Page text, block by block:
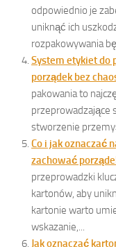
odpowiednio je
uniknąć ich
rozpakowywania
System etykiet do
porządek bez
pakowania to
przeprowadzające
stworzenie
Co i jak oznaczać
zachować
przeprowadzki
kartonów, aby
kartonie warto
wskazanie,...
Jak oznaczać